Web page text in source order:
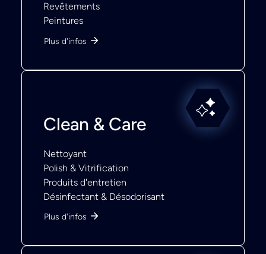
Revêtements
Peintures
Plus d'infos
Clean & Care
Nettoyant
Polish & Vitrification
Produits d'entretien
Désinfectant & Désodorisant
Plus d'infos